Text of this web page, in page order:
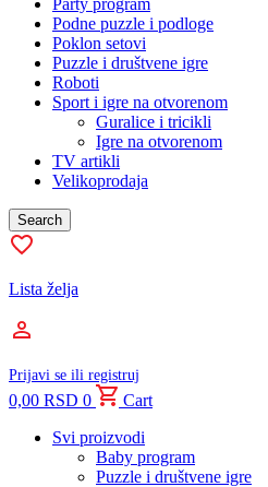
Party program
Podne puzzle i podloge
Poklon setovi
Puzzle i društvene igre
Roboti
Sport i igre na otvorenom
Guralice i tricikli
Igre na otvorenom
TV artikli
Velikoprodaja
Search
Lista želja
Prijavi se ili registruj
0,00 RSD 0
Cart
Svi proizvodi
Baby program
Puzzle i društvene igre